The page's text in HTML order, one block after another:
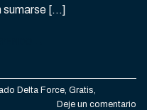
sumarse […]
Delta Force, Gratis,
Deje un comentario